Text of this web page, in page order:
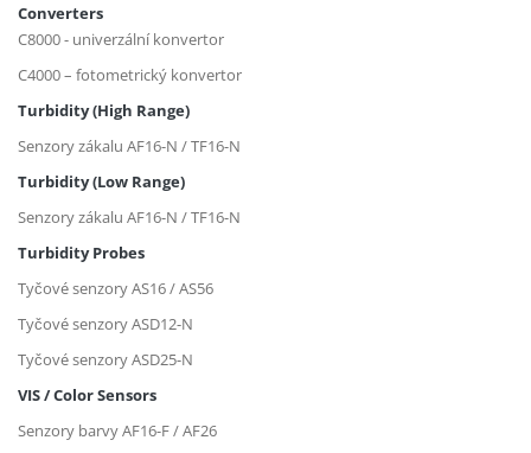
Converters
C8000 - univerzální konvertor
C4000 – fotometrický konvertor
Turbidity (High Range)
Senzory zákalu AF16-N / TF16-N
Turbidity (Low Range)
Senzory zákalu AF16-N / TF16-N
Turbidity Probes
Tyčové senzory AS16 / AS56
Tyčové senzory ASD12-N
Tyčové senzory ASD25-N
VIS / Color Sensors
Senzory barvy AF16-F / AF26